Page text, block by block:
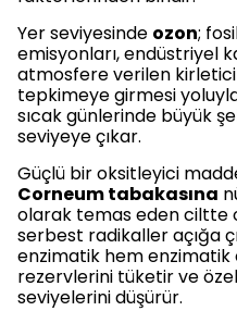
Yer seviyesinde ozon;
emisyonları, endüstriyel
atmosfere verilen
tepkimeye girmesi
sıcak günlerinde büyük
seviyeye çıkar.
Güçlü bir oksitleyici
Corneum tabakasına
olarak temas eden ciltte
serbest radikaller açığa
enzimatik hem
rezervlerini tüketir ve
seviyelerini düşürür.